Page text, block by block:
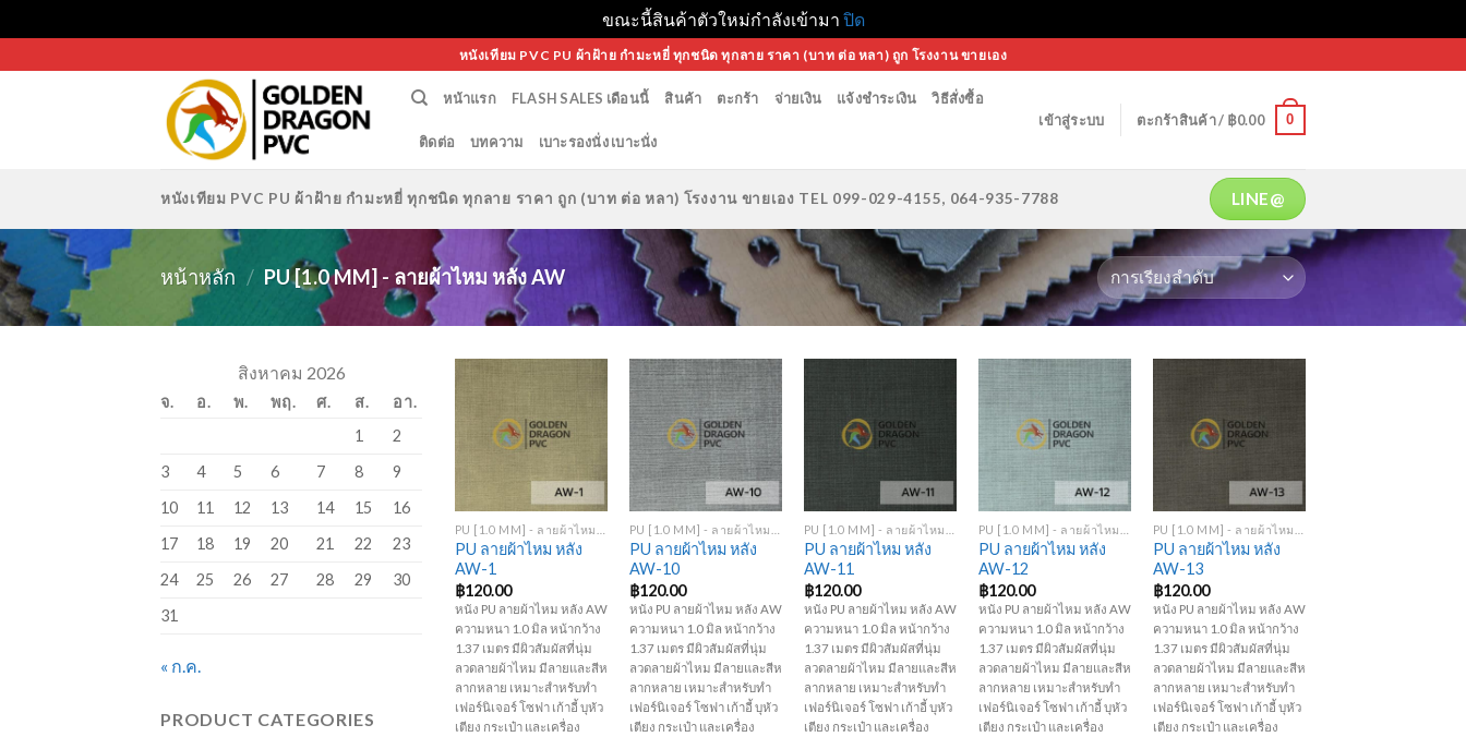
ขณะนี้สินค้าตัวใหม่กำลังเข้ามา ปิด
to
หนังเทียม PVC PU ผ้าฝ้าย กำมะหยี่ ทุกชนิด ทุกลาย ราคา (บาท ต่อ หลา) ถูก โรงงาน ขายเอง
หน้าแรก FLASH SALES เดือนนี้ สินค้า ตะกร้า จ่ายเงิน แจ้งชำระเงิน วิธีสั่งซื้อ
ติดต่อ บทความ เบาะรองนั่ง เบาะนั่ง
เข้าสู่ระบบ ตะกร้าสินค้า / ฿0.00 0
หนังเทียม PVC PU ผ้าฝ้าย กำมะหยี่ ทุกชนิด ทุกลาย ราคา ถูก (บาท ต่อ หลา) โรงงาน ขายเอง TEL 099-029-4155, 064-935-7788 LINE@
หน้าหลัก / PU [1.0 MM] - ลายผ้าไหม หลัง AW
สิงหาคม 2026
จ. อ. พ. พฤ. ศ. ส.
อา.
1
2
3
4 5 6 7 8
9
10
11 12 13 14 15
16
17
18 19 20 21 22
23
24
25 26 27 28 29
30
31
« ก.ค.
PRODUCT CATEGORIES
PU ลายผ้าไหม หลัง
AW-1
฿120.00
หนัง PU ลายผ้าไหม หลัง AW
ความหนา 1.0 มิล หน้ากว้าง
1.37 เมตร มีผิวสัมผัสที่นุ่ม
ลวดลายผ้าไหม มีลายและสีห
ลากหลาย เหมาะสำหรับทำ
เฟอร์นิเจอร์ โซฟา เก้าอี้ บุหัว
เตียง กระเป๋า และเครื่อง
Add to
Wishlist
PU ลายผ้าไหม หลัง
AW-10
฿120.00
หนัง PU ลายผ้าไหม หลัง AW
ความหนา 1.0 มิล หน้ากว้าง
1.37 เมตร มีผิวสัมผัสที่นุ่ม
ลวดลายผ้าไหม มีลายและสีห
ลากหลาย เหมาะสำหรับทำ
เฟอร์นิเจอร์ โซฟา เก้าอี้ บุหัว
เตียง กระเป๋า และเครื่อง
PU ลายผ้าไหม หลัง
AW-11
฿120.00
หนัง PU ลายผ้าไหม หลัง AW
ความหนา 1.0 มิล หน้ากว้าง
1.37 เมตร มีผิวสัมผัสที่นุ่ม
ลวดลายผ้าไหม มีลายและสีห
ลากหลาย เหมาะสำหรับทำ
เฟอร์นิเจอร์ โซฟา เก้าอี้ บุหัว
เตียง กระเป๋า และเครื่อง
Add to
Wishlist
PU ลายผ้าไหม หลัง
AW-12
฿120.00
หนัง PU ลายผ้าไหม หลัง AW
ความหนา 1.0 มิล หน้ากว้าง
1.37 เมตร มีผิวสัมผัสที่นุ่ม
ลวดลายผ้าไหม มีลายและสีห
ลากหลาย เหมาะสำหรับทำ
เฟอร์นิเจอร์ โซฟา เก้าอี้ บุหัว
เตียง กระเป๋า และเครื่อง
PU ลายผ้าไหม หลัง
AW-13
฿120.00
หนัง PU ลายผ้าไหม หลัง AW
ความหนา 1.0 มิล หน้ากว้าง
1.37 เมตร มีผิวสัมผัสที่นุ่ม
ลวดลายผ้าไหม มีลายและสีห
ลากหลาย เหมาะสำหรับทำ
เฟอร์นิเจอร์ โซฟา เก้าอี้ บุหัว
เตียง กระเป๋า และเครื่อง